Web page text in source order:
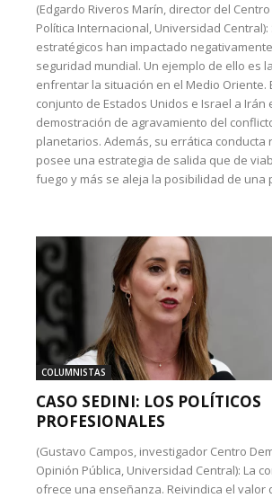
(Edgardo Riveros Marín, director del
Política Internacional, Universidad Central):
estratégicos han impactado
seguridad mundial. Un ejemplo de ello es
enfrentar la situación en el Medio Oriente.
conjunto de Estados Unidos e Israel a Irán
demostración de agravamiento del
planetarios. Además, su errática conducta
posee una estrategia de salida que de
fuego y más se aleja la posibilidad de una
COLUMNISTAS
CASO SEDINI: LOS POLÍTICOS
PROFESIONALES
(Gustavo Campos, investigador Centro
Opinión Pública, Universidad Central): La
ofrece una enseñanza. Reivindica el valor